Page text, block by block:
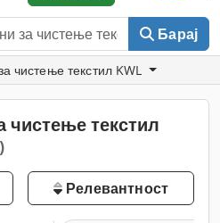
Барај
текстил KWL
чистење текстил
Релевантност